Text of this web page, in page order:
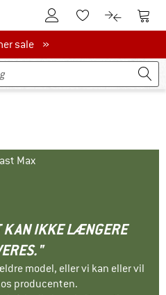
Til kundekontoenTil huskesedlen.
Til Til
salesale »
Max
KAN IKKE LÆNGERE
model, eller vi kan eller vil
producenten.